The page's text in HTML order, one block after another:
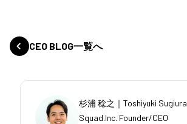
CEO BLOG一覧へ
杉浦 稔之｜Toshiyuki Sugiura
Squad.Inc. Founder/CEO